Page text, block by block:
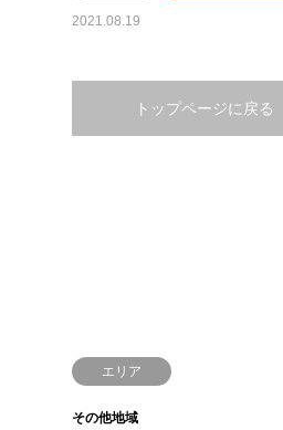
2021.08.19
トップページに戻る
エリア
その他地域